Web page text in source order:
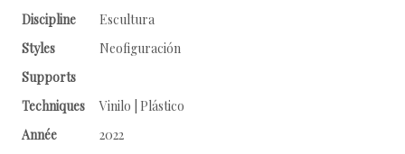
Discipline
Escultura
Styles
Neofiguración
Supports
Techniques
Vinilo | Plástico
Année
2022